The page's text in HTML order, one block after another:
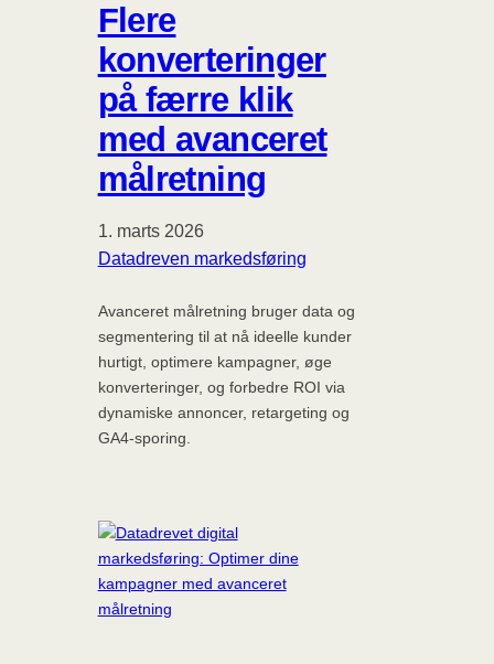
Flere
konverteringer
på færre klik
med avanceret
målretning
1. marts 2026
Datadreven markedsføring
Avanceret målretning bruger data og
segmentering til at nå ideelle kunder
hurtigt, optimere kampagner, øge
konverteringer, og forbedre ROI via
dynamiske annoncer, retargeting og
GA4-sporing.